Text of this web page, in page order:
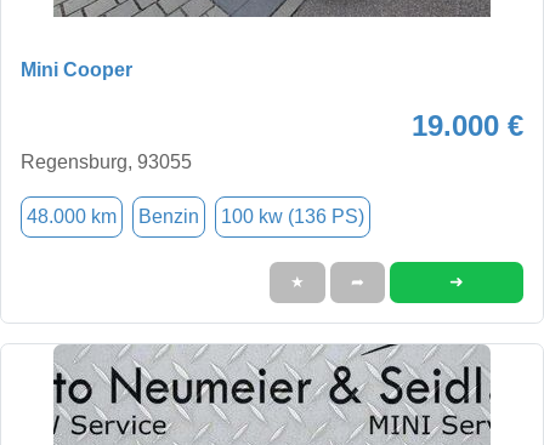
Mini Cooper
19.000 €
Regensburg, 93055
48.000 km Benzin 100 kw (136 PS)
★ ➦ ➜